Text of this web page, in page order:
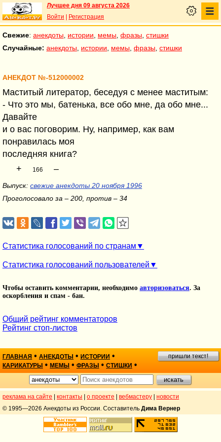
Лучшее дня 09 августа 2026
Войти
Регистрация
Свежие: анекдоты истории мемы фразы стишки
Случайные: анекдоты истории мемы фразы стишки
АНЕКДОТ №-512000002
Маститый литератор, беседуя с менее маститым:
- Что это мы, батенька, все обо мне, да обо мне...
Давайте
и о вас поговорим. Ну, например, как вам
понравилась моя
последняя книга?
+
166 –
Выпуск: свежие анекдоты 20 ноября 1996
Проголосовало за – 200, против – 34
Статистика голосований по странам
Статистика голосований пользователей
Чтобы оставить комментарии, необходимо авторизоваться. За
оскорбления и спам - бан.
Общий рейтинг комментаторов
Рейтинг стоп-листов
ГЛАВНАЯ • АНЕКДОТЫ • ИСТОРИИ •
КАРИКАТУРЫ • МЕМЫ • ФРАЗЫ • СТИШКИ •
пришли текст!
реклама на сайте контакты о проекте вебмастеру
новости
© 1995—2026 Анекдоты из России. Составитель Дима Вернер